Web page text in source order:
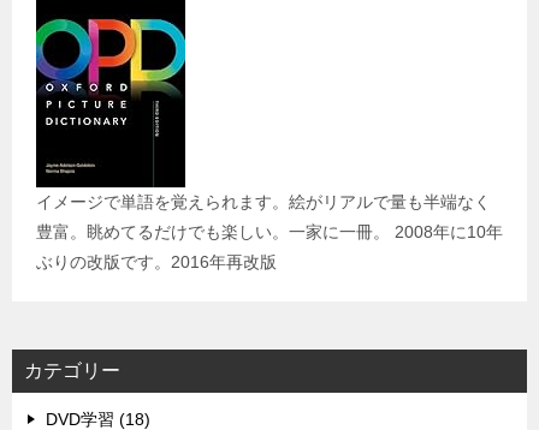
イメージで単語を覚えられます。絵がリアルで量も半端なく
豊富。眺めてるだけでも楽しい。一家に一冊。 2008年に10年
ぶりの改版です。2016年再改版
カテゴリー
DVD学習 (18)